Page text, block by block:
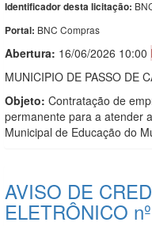
Identificador desta licitação:
Portal: BNC Compras
Abertura: 16/06/2026 10:00
MUNICIPIO DE PASSO DE
Objeto: Contratação de
permanente para a atender
Municipal de Educação do
AVISO DE
ELETRÔNICO